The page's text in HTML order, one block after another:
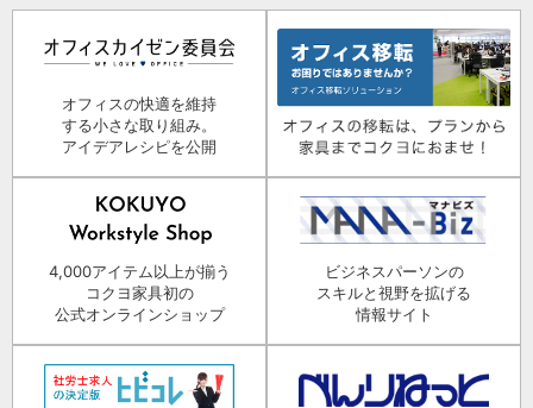
オフィスの快適を維持
する小さな取り組み。
アイデアレシピを公開
4,000アイテム以上が揃う
コクヨ家具初の
公式オンラインショップ
ビジネスパーソンの
スキルと視野を拡げる
情報サイト